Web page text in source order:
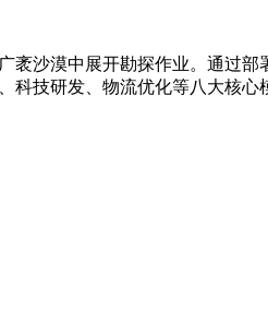
袤沙漠中展开勘探作业。通过
技研发、物流优化等八大核心